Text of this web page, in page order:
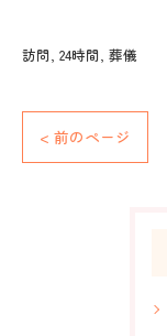
訪問 24時間 葬儀
< 前のページ